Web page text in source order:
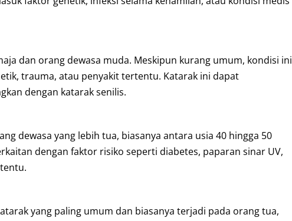
dan orang dewasa muda. Meskipun kurang umum, kondisi ini
trauma, atau penyakit tertentu. Katarak ini dapat
dengan katarak senilis.
dewasa yang lebih tua, biasanya antara usia 40 hingga 50
dengan faktor risiko seperti diabetes, paparan sinar UV,
yang paling umum dan biasanya terjadi pada orang tua,